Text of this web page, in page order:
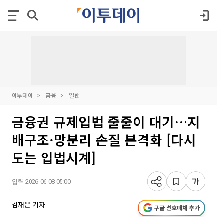
이투데이 금융 일반
금융권 규제입법 줄줄이 대기…지
배구조·망분리 손질 본격화 [다시
도는 입법시계]
입력 2026-06-08 05:00
김재은 기자 구글 선호매체 추가